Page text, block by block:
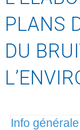
PLANS
DU
Info générale